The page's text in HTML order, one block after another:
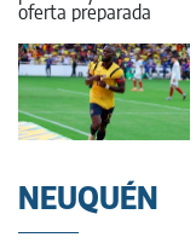
NEUQUÉN